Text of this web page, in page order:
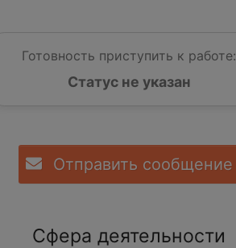
Готовность приступить к работе:
Статус не указан
Отправить сообщение
Сфера деятельности